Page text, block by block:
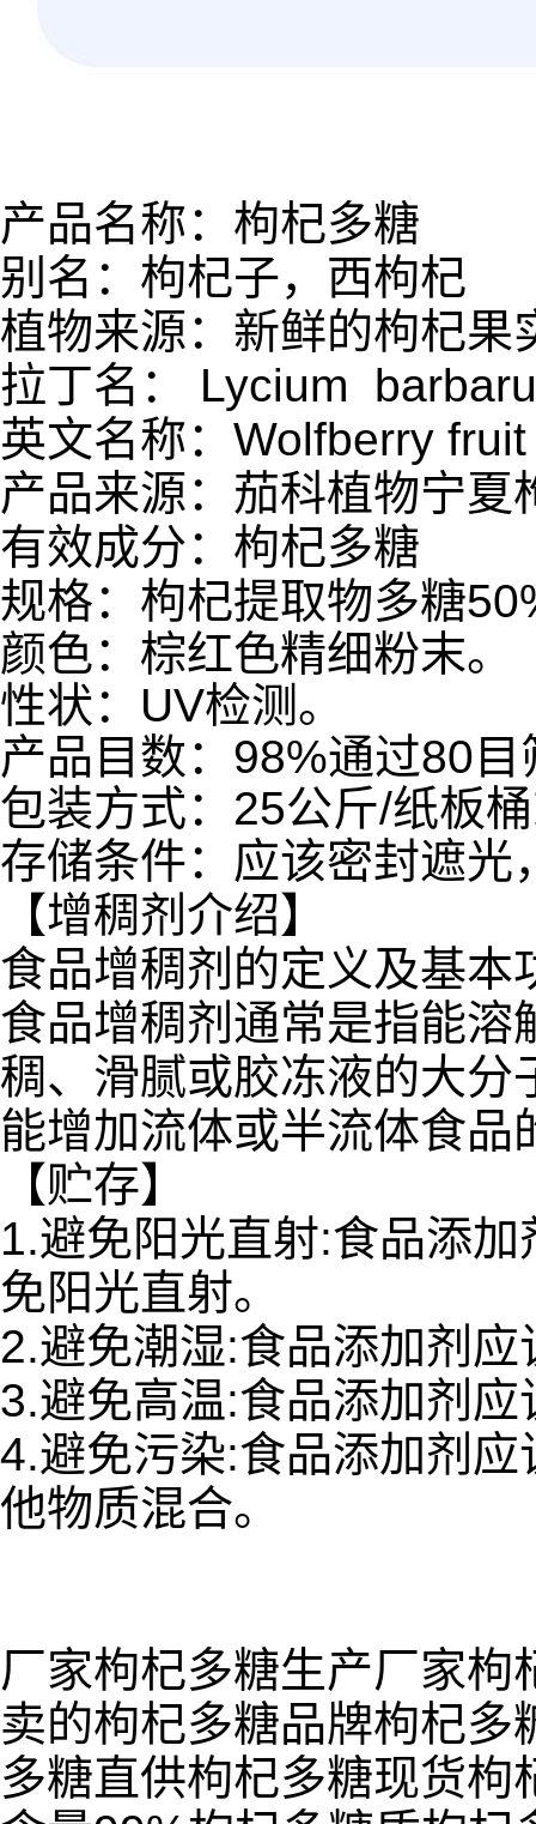
产品名称：枸杞多糖
别名：枸杞子，西枸杞
植物来源：新鲜的枸杞果
拉丁名： Lycium
英文名称：Wolfberry
产品来源：茄科植物宁夏
有效成分：枸杞多糖
规格：枸杞提取物多糖
颜色：棕红色精细粉末。
性状：UV检测。
产品目数：98%通过80目
包装方式：25公斤/纸板
存储条件：应该密封遮光
【增稠剂介绍】
食品增稠剂的定义及基本
食品增稠剂通常是指能溶
稠、滑腻或胶冻液的大分
能增加流体或半流体食
【贮存】
1.避免阳光直射:食品添
免阳光直射。
2.避免潮湿:食品添加剂
3.避免高温:食品添加剂
4.避免污染:食品添加剂
他物质混合。
厂家枸杞多糖生产厂家
卖的枸杞多糖品牌枸杞
多糖直供枸杞多糖现货